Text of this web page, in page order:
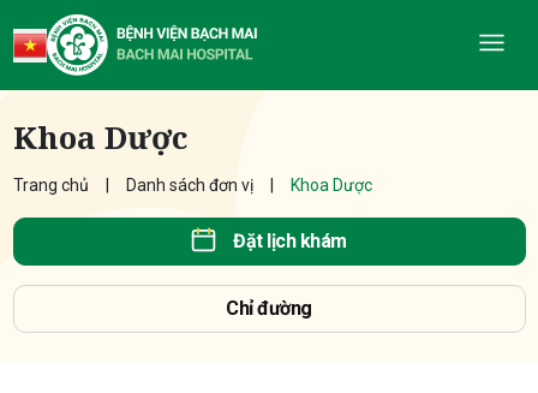
Khoa Dược
Trang chủ Danh sách đơn vị Khoa Dược
Đặt lịch khám
Chỉ đường